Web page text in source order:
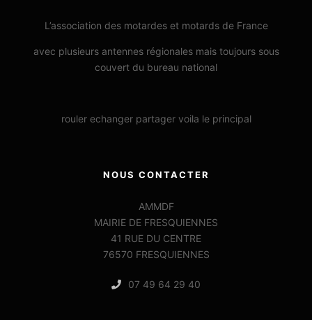
L’association des motardes et motards de France
avec plusieurs antennes régionales mais toujours sous
couvert du bureau national
rouler echanger partager voila le principal
NOUS CONTACTER
AMMDF
MAIRIE DE FRESQUIENNES
41 RUE DU CENTRE
76570 FRESQUIENNES
07 49 64 29 40